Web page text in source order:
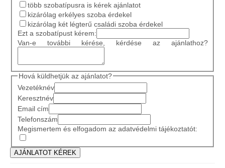
több szobatípusra is kérek ajánlatot
kizárólag erkélyes szoba érdekel
kizárólag két légterű családi szoba érdekel
Ezt a szobatípust kérem:
Van-e további kérése, kérdése az ajánlathoz?
Hová küldhetjük az ajánlatot?
Vezetéknév
Keresztnév
Email cím
Telefonszám
Megismertem és elfogadom az adatvédelmi tájékoztatót: